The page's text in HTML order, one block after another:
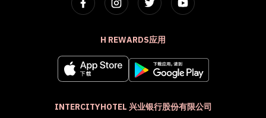
H REWARDS应用
INTERCITYHOTEL 兴业银行股份有限公司